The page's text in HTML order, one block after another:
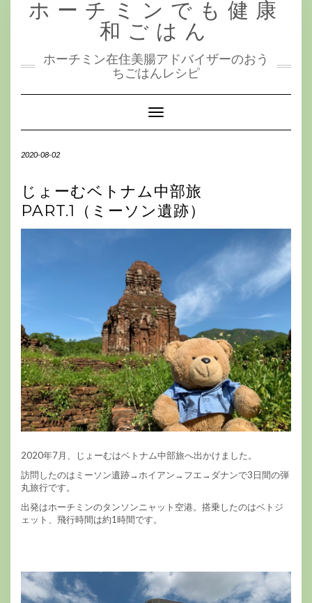
ホーチミンでも健康
和ごはん
ホーチミン在住美腸アドバイザーのおう
ちごはんレシピ
Toggle
Navigation
2020-08-02
じょーむベトナム中部旅
PART.1（ミーソン遺跡）
2020年7月、じょーむはベトナム中部旅へ出かけました。
訪問したのはミーソン遺跡→ホイアン→フエ→ダナンで3日間の弾
丸旅行です。
出発はホーチミンのタンソンニャット空港。搭乗したのはベトジ
ェット、飛行時間は約1時間です。